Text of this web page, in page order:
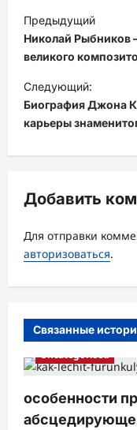
а
в
и
г
а
ц
я
з
а
и
Предыдущий
Николай Рыбников
великого
Следующий:
Биография Джона
карьеры
Добавить
Для отправки
авторизоваться.
Связанные
Uncategorised
особенности